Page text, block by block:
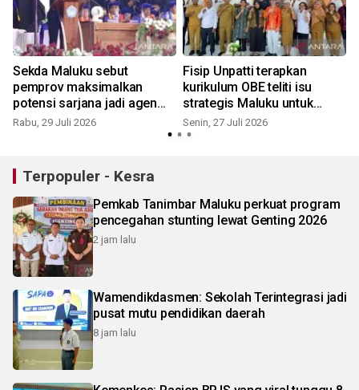
Sekda Maluku sebut
pemprov maksimalkan
potensi sarjana jadi agen
perubahan era society 5.0
Rabu, 29 Juli 2026
Fisip Unpatti terapkan
kurikulum OBE teliti isu
strategis Maluku untuk
solusi pembangunan daerah
Senin, 27 Juli 2026
Terpopuler - Kesra
Pemkab Tanimbar Maluku perkuat program
pencegahan stunting lewat Genting 2026
2 jam lalu
Wamendikdasmen: Sekolah Terintegrasi jadi
pusat mutu pendidikan daerah
8 jam lalu